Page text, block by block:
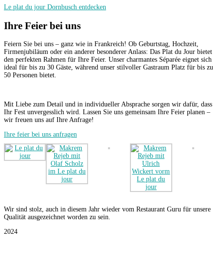
Le plat du jour Dornbusch entdecken
Ihre Feier bei uns
Feiern Sie bei uns – ganz wie in Frankreich! Ob Geburtstag, Hochzeit,
Firmenjubiläum oder ein anderer besonderer Anlass: Das Plat du Jour bietet
den perfekten Rahmen für Ihre Feier. Unser charmantes Séparée eignet sich
ideal für bis zu 30 Gäste, während unser stilvoller Gastraum Platz für bis zu
50 Personen bietet.
Mit Liebe zum Detail und in individueller Absprache sorgen wir dafür, dass
Ihr Fest unvergesslich wird. Lassen Sie uns gemeinsam Ihre Feier planen –
wir freuen uns auf Ihre Anfrage!
Ihre feier bei uns anfragen
Wir sind stolz, auch in diesem Jahr wieder vom Restaurant Guru für unsere
Qualität ausgezeichnet worden zu sein.
2024